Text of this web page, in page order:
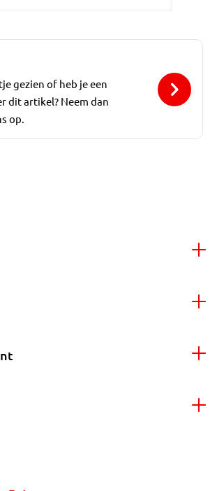
gezien of heb je een
dit artikel? Neem dan
op.